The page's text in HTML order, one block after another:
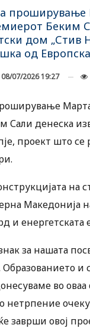
Беким
дом „Стив
од
08/07/2026 19:27
Сали денеска
проект што
на
Македонија
и
за нашата
Образованието
во оваа
нетрпение
заврши овој